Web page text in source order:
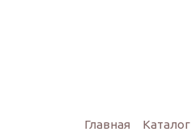
Главная Каталог